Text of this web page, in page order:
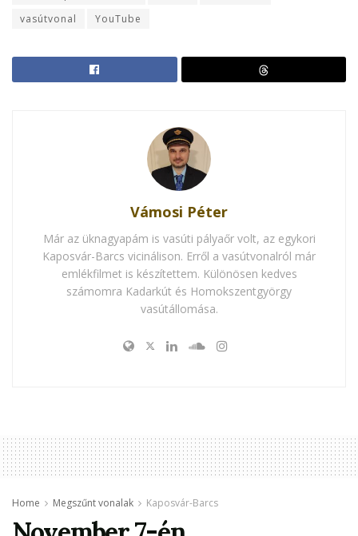
vasútvonal
YouTube
Vámosi Péter
Már az üknagyapám is vasúti pályaőr volt, az egykori
Kaposvár-Barcs vicinálison. Erről a vasútvonalról már
emlékfilmet is készítettem. Különösen kedves
számomra Kadarkút és Homokszentgyörgy
vasútállomása.
Home Megszűnt vonalak Kaposvár-Barcs